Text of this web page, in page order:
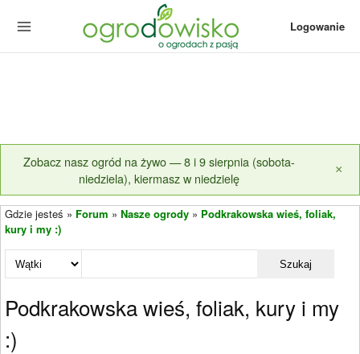
Logowanie
Zobacz nasz ogród na żywo — 8 i 9 sierpnia (sobota-
niedziela), kiermasz w niedzielę
×
Gdzie jesteś » Forum » Nasze ogrody » Podkrakowska wieś, foliak,
kury i my :)
Szukaj
Podkrakowska wieś, foliak, kury i my
:)